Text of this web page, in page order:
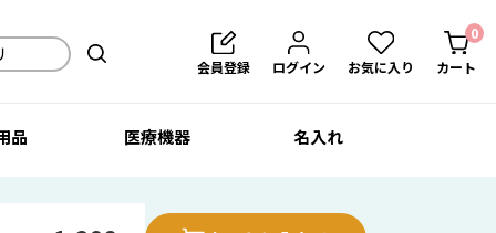
会員登録 ログイン お気に入り カート
0
品 医療機器 名入れ